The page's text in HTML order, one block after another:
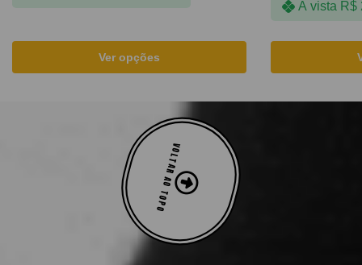
Ver opções
À vista R$
VOLTAR AO TOPO